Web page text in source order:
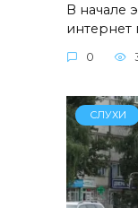
В начале
интернет
0
СЛУХИ